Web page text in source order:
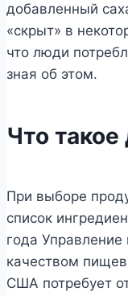
добавленный
«скрыт» в
что люди
зная об этом.
Что такое
При выборе
список
года Управление
качеством
США потребует